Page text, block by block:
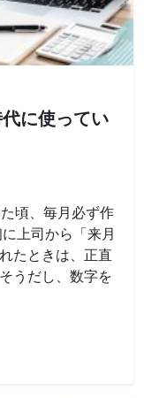
に使ってい
頃、毎月必ず作
上司から「来月
たときは、正直
うだし、数字を